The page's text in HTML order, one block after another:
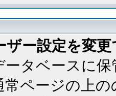
ザー設定を変
ータベースに
常ページの上